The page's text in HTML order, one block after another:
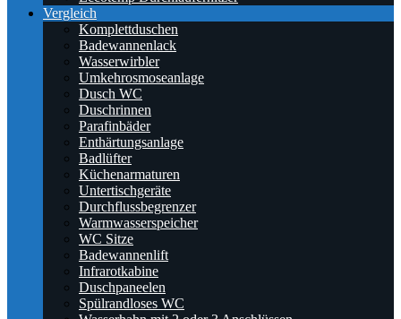
Vergleich
Komplettduschen
Badewannenlack
Wasserwirbler
Umkehrosmoseanlage
Dusch WC
Duschrinnen
Parafinbäder
Enthärtungsanlage
Badlüfter
Küchenarmaturen
Untertischgeräte
Durchflussbegrenzer
Warmwasserspeicher
WC Sitze
Badewannenlift
Infrarotkabine
Duschpaneelen
Spülrandloses WC